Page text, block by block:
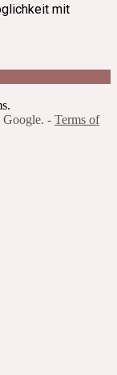
mit
Google. - Terms of